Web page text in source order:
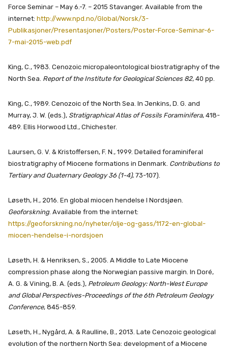
Force Seminar – May 6.-7. – 2015 Stavanger. Available from the
internet: http://www.npd.no/Global/Norsk/3-
Publikasjoner/Presentasjoner/Posters/Poster-Force-Seminar-6-
7-mai-2015-web.pdf
King, C., 1983. Cenozoic micropaleontological biostratigraphy of the
North Sea. Report of the Institute for Geological Sciences 82, 40 pp.
King, C., 1989. Cenozoic of the North Sea. In Jenkins, D. G. and
Murray, J. W. (eds.), Stratigraphical Atlas of Fossils Foraminifera, 418-
489. Ellis Horwood Ltd., Chichester.
Laursen, G. V. & Kristoffersen, F. N., 1999. Detailed foraminiferal
biostratigraphy of Miocene formations in Denmark. Contributions to
Tertiary and Quaternary Geology 36 (1-4), 73-107).
Løseth, H., 2016. En global miocen hendelse I Nordsjøen.
Geoforskning. Available from the internet:
https://geoforskning.no/nyheter/olje-og-gass/1172-en-global-
miocen-hendelse-i-nordsjoen
Løseth, H. & Henriksen, S., 2005. A Middle to Late Miocene
compression phase along the Norwegian passive margin. In Doré,
A. G. & Vining, B. A. (eds.), Petroleum Geology: North-West Europe
and Global Perspectives-Proceedings of the 6th Petroleum Geology
Conference, 845-859.
Løseth, H., Nygård, A. & Raulline, B., 2013. Late Cenozoic geological
evolution of the northern North Sea: development of a Miocene